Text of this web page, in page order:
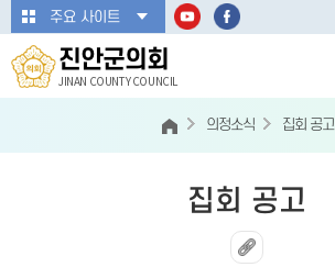
본문바로가기
주요 사이트
진안군의회
JINAN COUNTY COUNCIL
의정소식 집회 공고
집회 공고